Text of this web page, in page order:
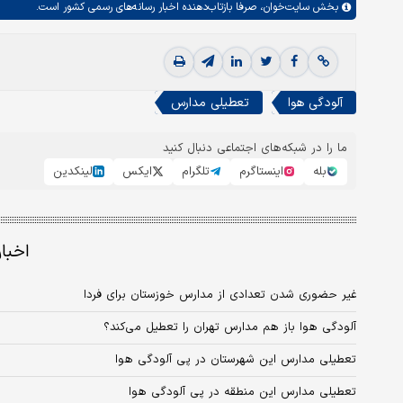
بخش سایت‌خوان، صرفا بازتاب‌دهنده اخبار رسانه‌های رسمی کشور است.
آلودگی هوا تعطیلی مدارس
ما را در شبکه‌های اجتماعی دنبال کنید
بله
اینستاگرم تلگرام ایکس لینکدین
غیر حضوری شدن تعدادی از مدارس خوزستان برای فردا
آلودگی هوا باز هم مدارس تهران را تعطیل می‌کند؟
تعطیلی مدارس این شهرستان در پی آلودگی هوا
تعطیلی مدارس این منطقه در پی آلودگی هوا